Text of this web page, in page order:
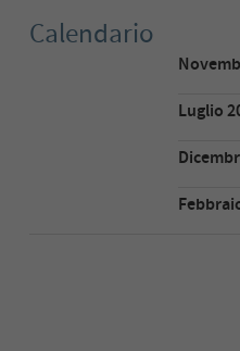
Calendario
Luglio